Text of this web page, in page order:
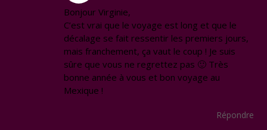
Bonjour Virginie,
C’est vrai que le voyage est long et que le
décalage se fait ressentir les premiers jours,
mais franchement, ça vaut le coup ! Je suis
sûre que vous ne regrettez pas 🙂 Très
bonne année à vous et bon voyage au
Mexique !
Répondre